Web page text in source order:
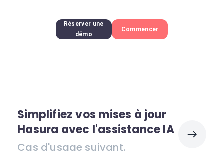
Réserver une
démo
Commencer
Simplifiez vos mises à jour
Hasura avec l'assistance IA
Cas d'usage suivant.